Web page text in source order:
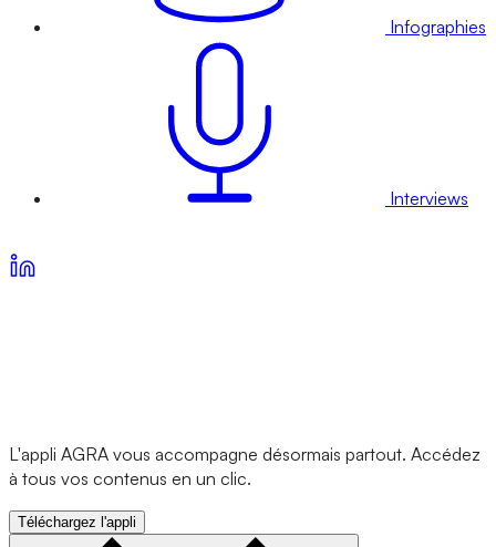
Infographies
Interviews
L'appli AGRA vous accompagne désormais partout. Accédez
à tous vos contenus en un clic.
Téléchargez l'appli